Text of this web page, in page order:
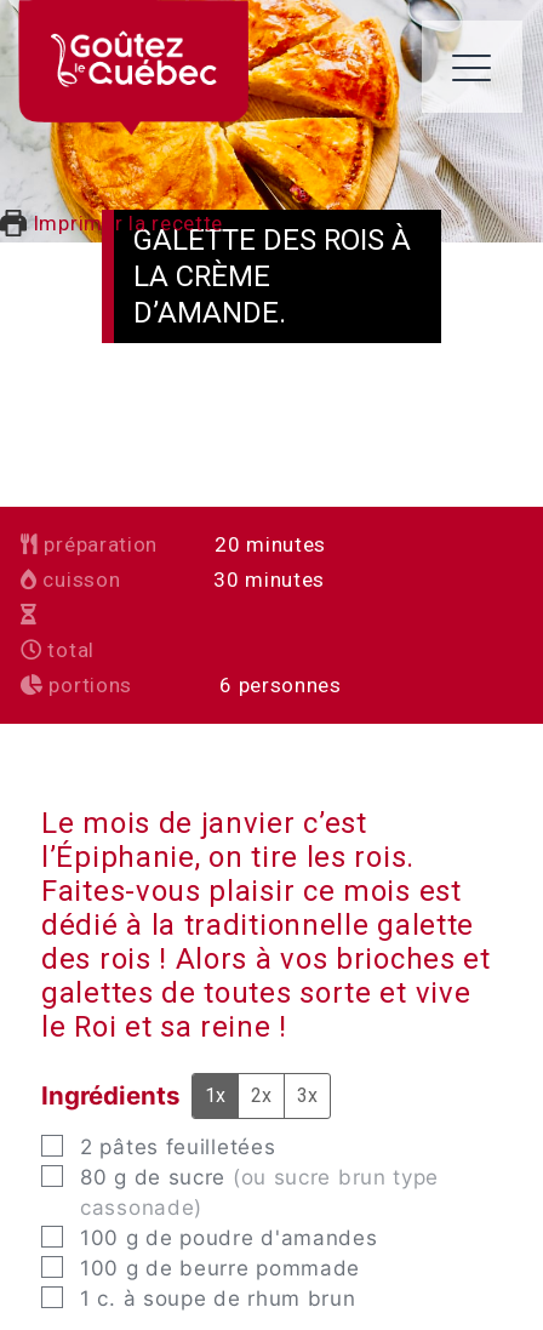
Skip
to
content
GALETTE DES ROIS À
LA CRÈME
D’AMANDE.
préparation 20 minutes
minutes
cuisson
30 minutes
minutes
total
portions
6 personnes
Le mois de janvier c’est
l’Épiphanie, on tire les rois.
Faites-vous plaisir ce mois est
dédié à la traditionnelle galette
des rois ! Alors à vos brioches et
galettes de toutes sorte et vive
le Roi et sa reine !
Ingrédients 1x 2x 3x
▢
2 pâtes feuilletées
▢
80 g de sucre (ou sucre brun type
cassonade)
▢
100 g de poudre d'amandes
▢
100 g de beurre pommade
▢
1 c. à soupe de rhum brun
Imprimer la recette